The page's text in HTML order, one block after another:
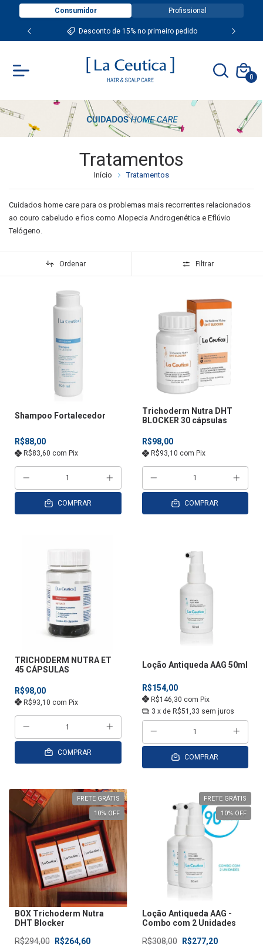
Consumidor Profissional
Desconto de 15% no primeiro pedido
0
Tratamentos
Início Tratamentos
Cuidados home care para os problemas mais recorrentes relacionados
ao couro cabeludo e fios como Alopecia Androgenética e Eflúvio
Telógeno.
Ordenar Filtrar
Shampoo Fortalecedor
R$88,00
R$83,60 com Pix
COMPRAR
Trichoderm Nutra DHT
BLOCKER 30 cápsulas
R$98,00
R$93,10 com Pix
COMPRAR
TRICHODERM NUTRA ET
45 CÁPSULAS
R$98,00
R$93,10 com Pix
COMPRAR
Loção Antiqueda AAG 50ml
R$154,00
R$146,30 com Pix
3 x de R$51,33 sem juros
COMPRAR
FRETE GRÁTIS
10% OFF
BOX Trichoderm Nutra
DHT Blocker
R$294,00
R$264,60
FRETE GRÁTIS
10% OFF
Loção Antiqueda AAG -
Combo com 2 Unidades
R$308,00
R$277,20